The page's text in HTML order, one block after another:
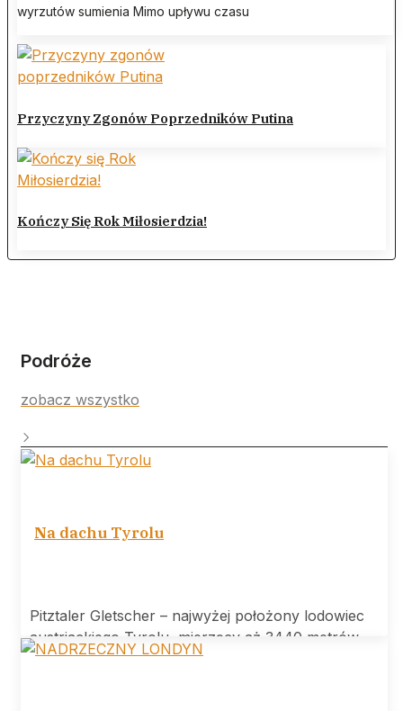
wyrzutów sumienia Mimo upływu czasu
Przyczyny Zgonów Poprzedników Putina
Kończy Się Rok Miłosierdzia!
Podróże
zobacz wszystko
Na dachu Tyrolu
Pitztaler Gletscher – najwyżej położony lodowiec
austriackiego Tyrolu, mierzący aż 3440 metrów
wysokości.